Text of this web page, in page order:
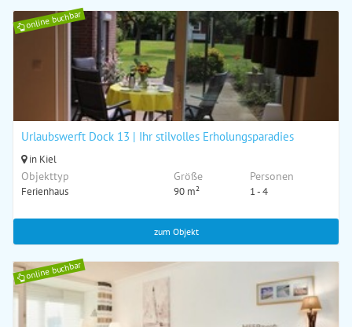
online buchbar
Urlaubswerft Dock 13 | Ihr stilvolles Erholungsparadies
in Kiel
Objekttyp
Ferienhaus
Größe
90 m²
Personen
1 - 4
zum Objekt
online buchbar